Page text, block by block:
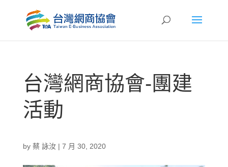
台灣網商協會-團建
活動
by 蔡 詠汝| 7 月 30, 2020